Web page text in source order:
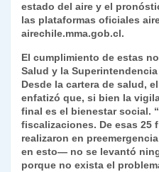
estado del aire y el
las plataformas oficiales
airechile.mma.gob.cl.
El cumplimiento de estas
Salud y la
Desde la cartera de salud,
enfatizó que, si bien la
final es el bienestar social.
fiscalizaciones. De esas 25
realizaron en
en esto— no se levantó
porque no exista el